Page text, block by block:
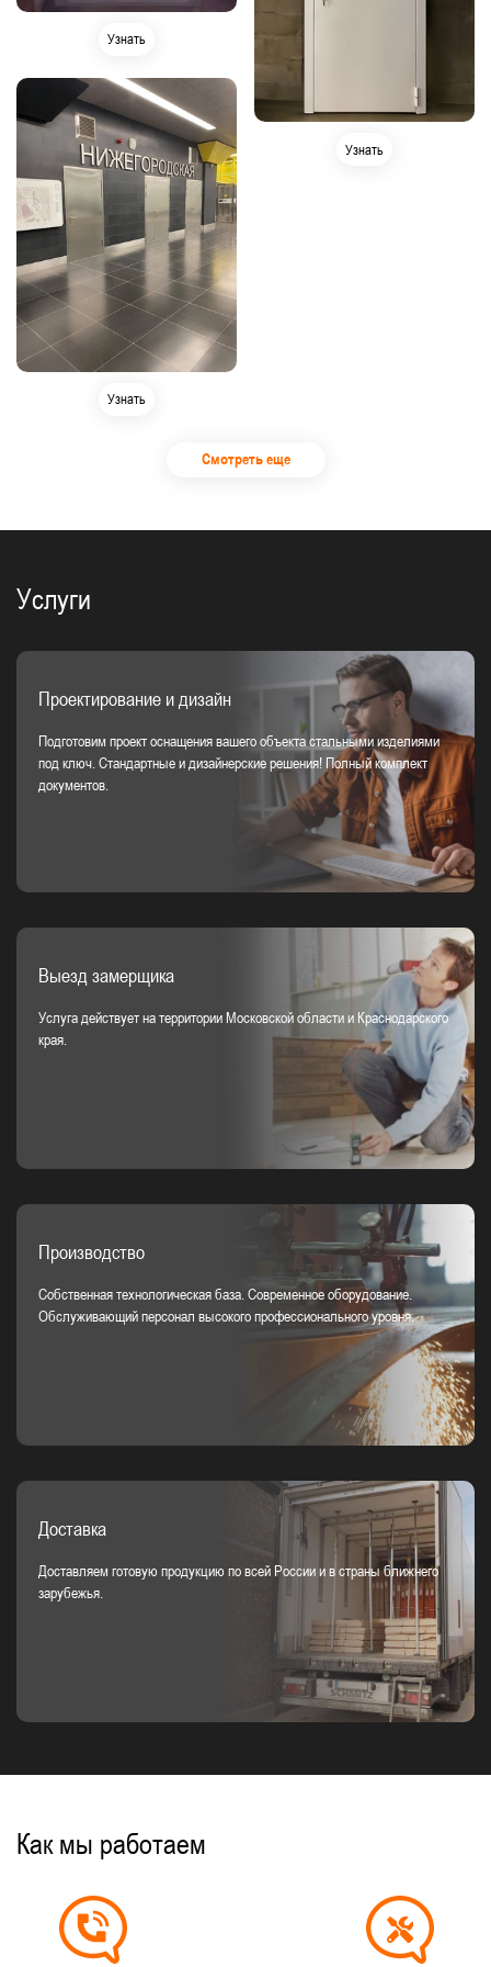
Узнать
Узнать
Узнать
Смотреть еще
Услуги
Проектирование и дизайн
Подготовим проект оснащения вашего объекта стальными изделиями
под ключ. Стандартные и дизайнерские решения! Полный комплект
документов.
Выезд замерщика
Услуга действует на территории Московской области и Краснодарского
края.
Производство
Собственная технологическая база. Современное оборудование.
Обслуживающий персонал высокого профессионального уровня.
Доставка
Доставляем готовую продукцию по всей России и в страны ближнего
зарубежья.
Как мы работаем